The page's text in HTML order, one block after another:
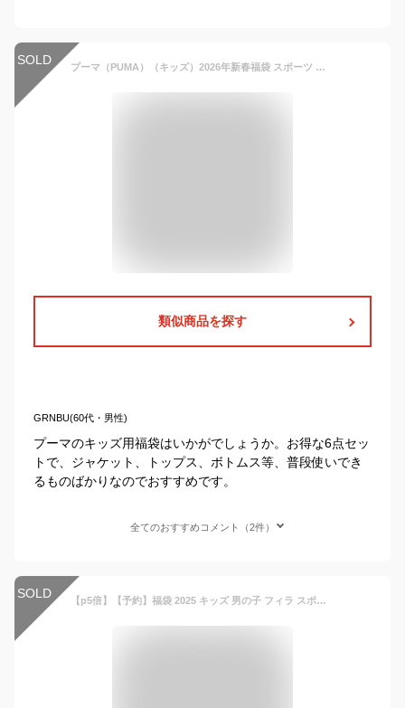
SOLD プーマ（PUMA）（キッズ）2026年新春福袋 スポーツ 子供 ボーイズ 6点セット 中綿ジャケット トップス ボトムス スウェットプルオーバー Tシャツ ナップサック
類似商品を探す
GRNBU(60代・男性)
プーマのキッズ用福袋はいかがでしょうか。お得な6点セッ
トで、ジャケット、トップス、ボトムス等、普段使いでき
るものばかりなのでおすすめです。
全てのおすすめコメント（2件）
SOLD 【p5倍】【予約】福袋 2025 キッズ 男の子 フィラ スポーツブランド 子供服 4点セット 福袋 2025年 fila 裏起毛 春秋冬 おしゃれ ジャケット プルオーバーパーカー スウェット ロングパンツ 半袖Tシャツ スエット 男児 ボーイズ 小学生 小学校